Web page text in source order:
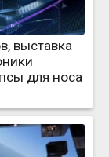
выставка
для носа